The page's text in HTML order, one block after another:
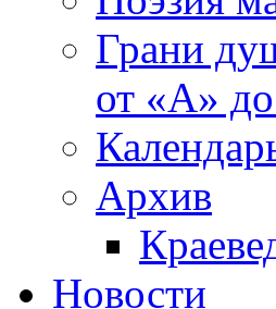
Грани
от «А»
Архив
Новости